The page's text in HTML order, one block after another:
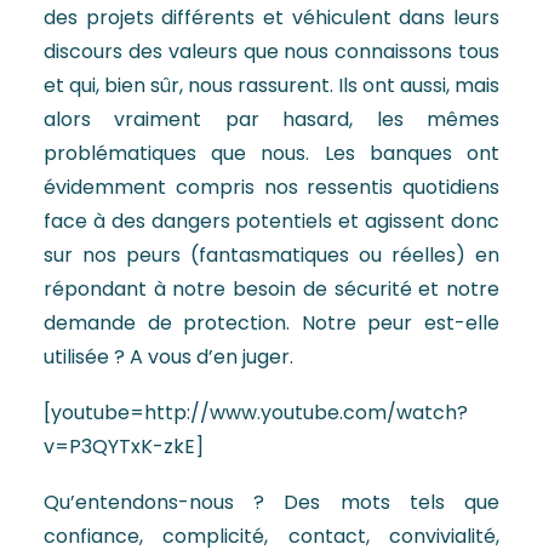
des projets différents et véhiculent dans leurs
discours des valeurs que nous connaissons tous
et qui, bien sûr, nous rassurent. Ils ont aussi, mais
alors vraiment par hasard, les mêmes
problématiques que nous. Les banques ont
évidemment compris nos ressentis quotidiens
face à des dangers potentiels et agissent donc
sur nos peurs (fantasmatiques ou réelles) en
répondant à notre besoin de sécurité et notre
demande de protection. Notre peur est-elle
utilisée ? A vous d’en juger.
[youtube=http://www.youtube.com/watch?
v=P3QYTxK-zkE]
Qu’entendons-nous ? Des mots tels que
confiance, complicité, contact, convivialité,